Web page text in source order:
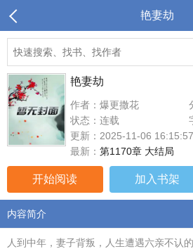
艳妻劫
艳妻劫
作者：爆更撒花
状态：连载
更新：2025-11-06 16:15:57
最新： 第1170章 大结局
开始阅读 加入书架
内容简介
人到中年，妻子背叛，人生遭遇六亲不认